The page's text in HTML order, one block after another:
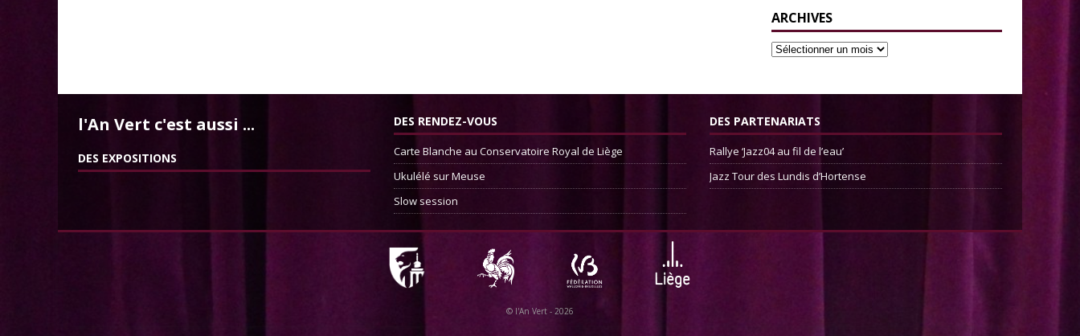
ARCHIVES
l'An Vert c'est aussi ...
DES EXPOSITIONS
DES RENDEZ-VOUS
Carte Blanche au Conservatoire Royal de Liège
Ukulélé sur Meuse
Slow session
DES PARTENARIATS
Rallye ‘Jazz04 au fil de l’eau’
Jazz Tour des Lundis d’Hortense
© l'An Vert - 2026